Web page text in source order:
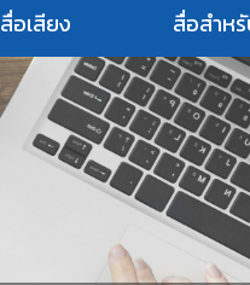
สื่อเสียง สื่อสำห